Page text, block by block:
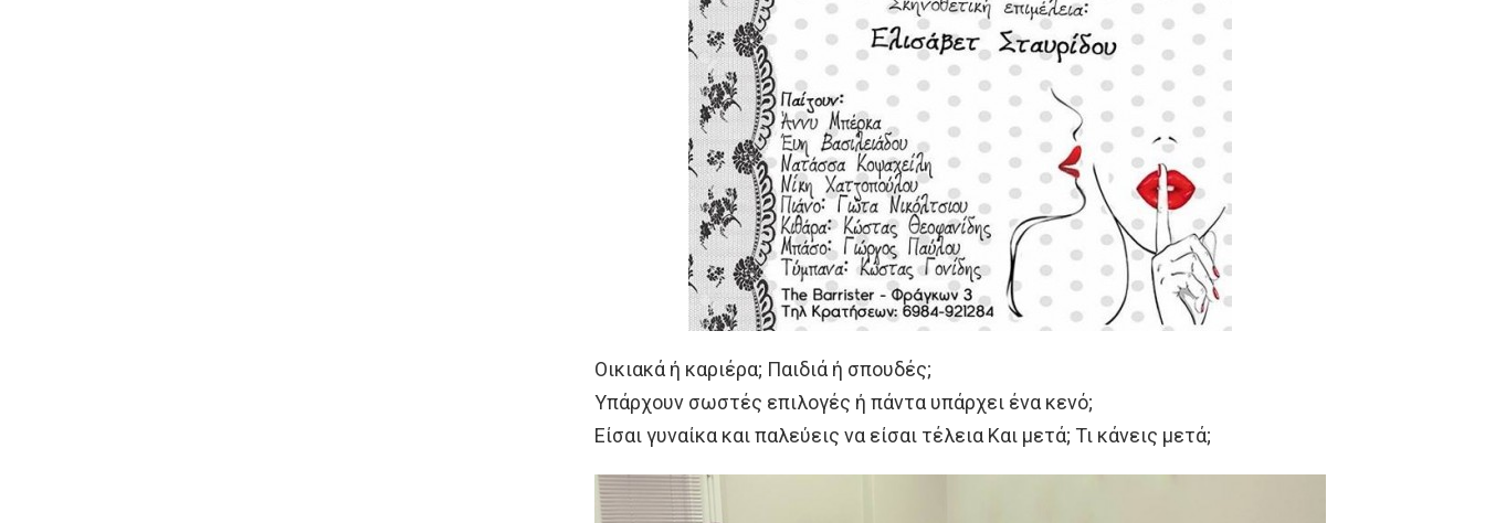
Οικιακά ή καριέρα; Παιδιά ή σπουδές;
Υπάρχουν σωστές επιλογές ή πάντα υπάρχει ένα κενό;
Είσαι γυναίκα και παλεύεις να είσαι τέλεια Και μετά; Τι κάνεις μετά;